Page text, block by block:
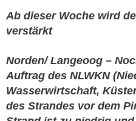
Ab dieser Woche wird
verstärkt
Norden/ Langeoog –
Auftrag des NLWKN
Wasserwirtschaft,
des Strandes vor dem